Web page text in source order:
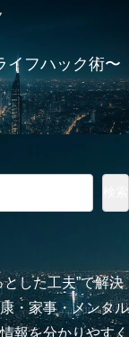
イフハック術〜
した工夫”で解決
・家事・メンタル
報を分かりやすく